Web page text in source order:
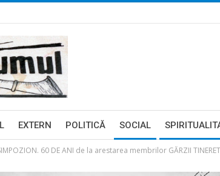
EXTERN POLITICĂ SOCIAL
SIMPOZION. 60 DE ANI de la arestarea membrilor GĂRZII